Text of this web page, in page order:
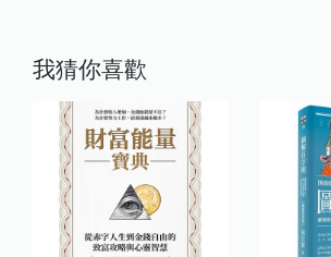
我猜你喜歡